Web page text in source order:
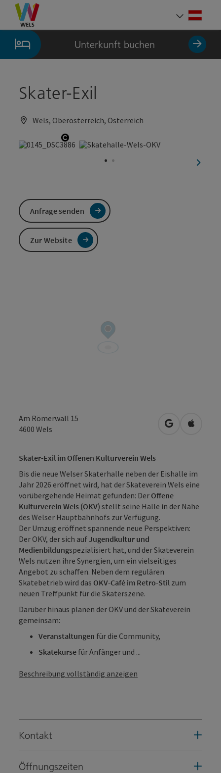
Zum Inhalt
Zur Navigation
Zum Seitenanfang
Unterkunft buchen
Skater-Exil
Wels, Oberösterreich, Österreich
Copyright öffnen
Am Römerwall 15
4600 Wels in Google
in
Skater-Exil im Offenen Kulturverein Wels
Bis die neue Welser Skaterhalle neben der Eishalle im
Jahr 2026 eröffnet wird, hat der Skateverein Wels eine
vorübergehende Heimat gefunden: Der Offene
Kulturverein Wels (OKV) stellt seine Halle in der Nähe
des Welser Hauptbahnhofs zur Verfügung.
Der Umzug eröffnet spannende neue Perspektiven:
Der OKV, der sich auf Jugendkultur und
Medienbildungspezialisiert hat, und der Skateverein
Wels nutzen ihre Synergien, um ein vielseitiges
Angebot zu schaffen. Neben dem regulären
Skatebetrieb wird das OKV-Café im Retro-Stil zum
neuen Treffpunkt für die Skaterszene.
Darüber hinaus planen der OKV und der Skateverein
gemeinsam:
Veranstaltungen für die Community,
Skatekurse für Anfänger und ...
Beschreibung vollständig anzeigen
Kontakt
Öffnungszeiten
Anfrage senden
Zur Website